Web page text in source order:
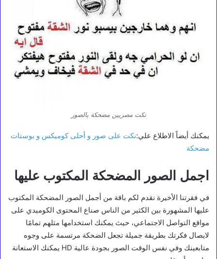
نكت مصريين مضحكة بالصور
يمكنك أيضاً الاطلاع علي:نكت على صور و أحلى كوميكس و بوستات
مضحكة
اجمل الصور المضحكة المكتوب عليها
في فقرتنا الأخيرة نقدم لكم باقة من أجمل الصور المضحكة المكتوب
عليها المشهورة بين الكثير من الناس صناع المحتوى الكوميدي على
مواقع التواصل الاجتماعي، حيث يمكنك استخدامها مثلهم تمامًا
لايصال فكرتك بطريقة جميلة تجعل الضحكة مرتسمة على وجوه
متابعينك وفي نفس الوقت الصور بجودة عالية HD يمكنك الاستعانة